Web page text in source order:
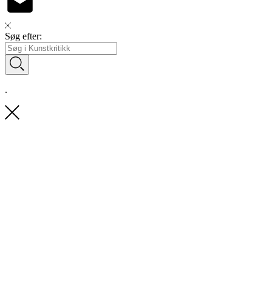
Søg efter:
.